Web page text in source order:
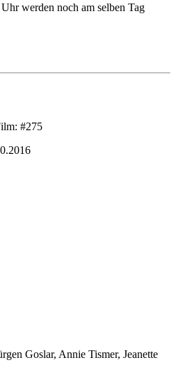
werden noch am selben Tag
#275
Goslar, Annie Tismer, Jeanette